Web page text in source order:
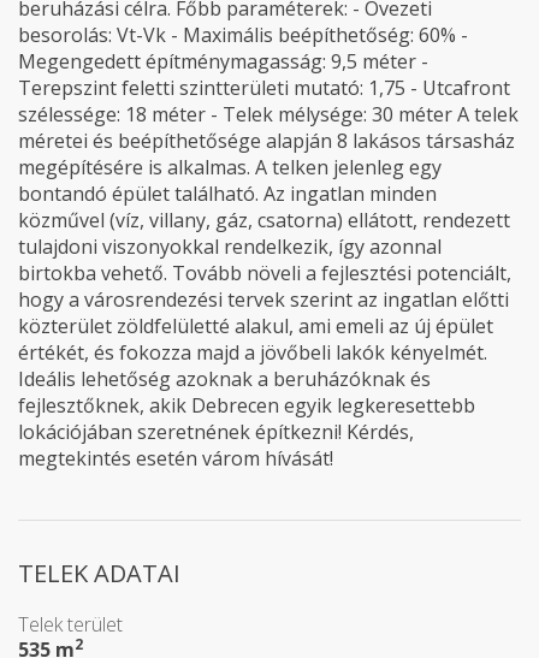
beruházási célra. Főbb paraméterek: - Övezeti
besorolás: Vt-Vk - Maximális beépíthetőség: 60% -
Megengedett építménymagasság: 9,5 méter -
Terepszint feletti szintterületi mutató: 1,75 - Utcafront
szélessége: 18 méter - Telek mélysége: 30 méter A telek
méretei és beépíthetősége alapján 8 lakásos társasház
megépítésére is alkalmas. A telken jelenleg egy
bontandó épület található. Az ingatlan minden
közművel (víz, villany, gáz, csatorna) ellátott, rendezett
tulajdoni viszonyokkal rendelkezik, így azonnal
birtokba vehető. Tovább növeli a fejlesztési potenciált,
hogy a városrendezési tervek szerint az ingatlan előtti
közterület zöldfelületté alakul, ami emeli az új épület
értékét, és fokozza majd a jövőbeli lakók kényelmét.
Ideális lehetőség azoknak a beruházóknak és
fejlesztőknek, akik Debrecen egyik legkeresettebb
lokációjában szeretnének építkezni! Kérdés,
megtekintés esetén várom hívását!
TELEK ADATAI
Telek terület
535 m2